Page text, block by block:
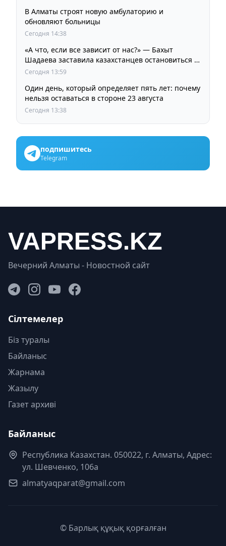
В Алматы строят новую амбулаторию и
обновляют больницы
Сегодня 14:38
«А что, если все зависит от нас?» — Бахыт
Шадаева заставила казахстанцев остановиться и
задуматься
Сегодня 13:59
Один день, который определяет пять лет: почему
нельзя оставаться в стороне 23 августа
Сегодня 13:38
подпишитесь
Telegram
Вечерний Алматы - Новостной сайт
Сілтемелер
Біз туралы
Байланыс
Жарнама
Жазылу
Газет архиві
Байланыс
Республика Казахстан. 050022, г. Алматы, Адрес:
ул. Шевченко, 106а
almatyaqparat@gmail.com
© Барлық құқық қорғалған